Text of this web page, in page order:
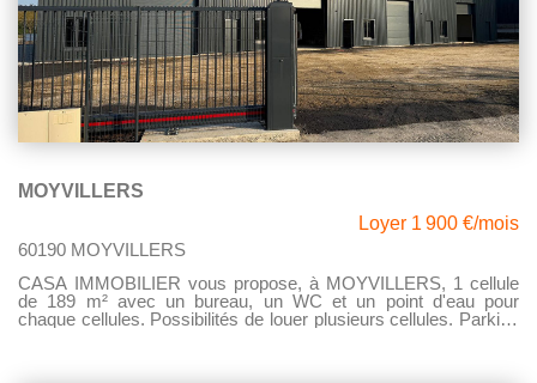
MOYVILLERS
Loyer 1 900 €/mois
60190 MOYVILLERS
CASA IMMOBILIER vous propose, à MOYVILLERS, 1 cellule
de 189 m² avec un bureau, un WC et un point d'eau pour
chaque cellules. Possibilités de louer plusieurs cellules. Parking